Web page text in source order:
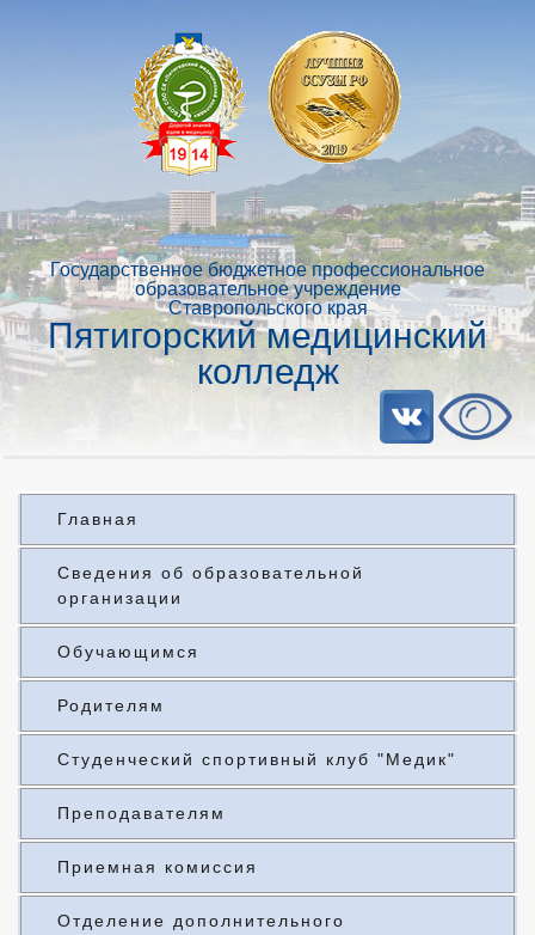
Государственное бюджетное профессиональное
образовательное учреждение
Ставропольского края
Пятигорский медицинский
колледж
Главная
Сведения об образовательной
организации
Обучающимся
Родителям
Студенческий спортивный клуб "Медик"
Преподавателям
Приемная комиссия
Отделение дополнительного